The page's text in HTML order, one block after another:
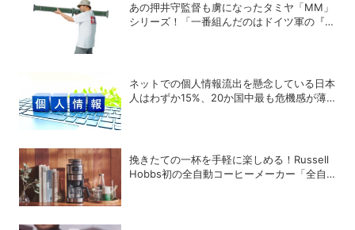
あの押井守監督も虜になったタミヤ「MM」
シリーズ！「一番組んだのはドイツ軍の『IV
ネットでの個人情報流出を懸念している日本
人はわずか15%、20か国中最も危機感が薄
挽きたての一杯を手軽に楽しめる！Russell
Hobbs初の全自動コーヒーメーカー「全自